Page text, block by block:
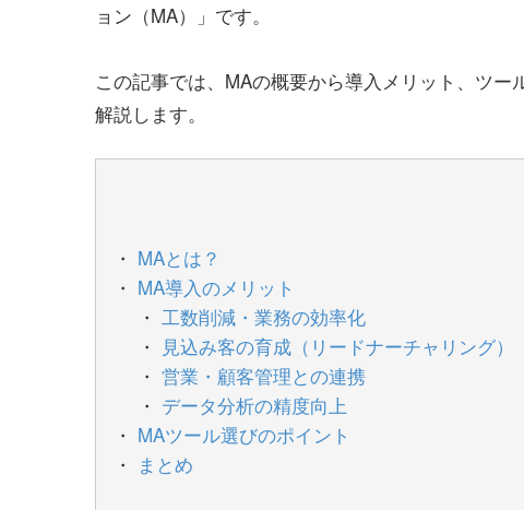
ョン（MA）」です。
この記事では、MAの概要から導入メリット、ツ
解説します。
MAとは？
MA導入のメリット
工数削減・業務の効率化
見込み客の育成（リードナーチャリング）
営業・顧客管理との連携
データ分析の精度向上
MAツール選びのポイント
まとめ